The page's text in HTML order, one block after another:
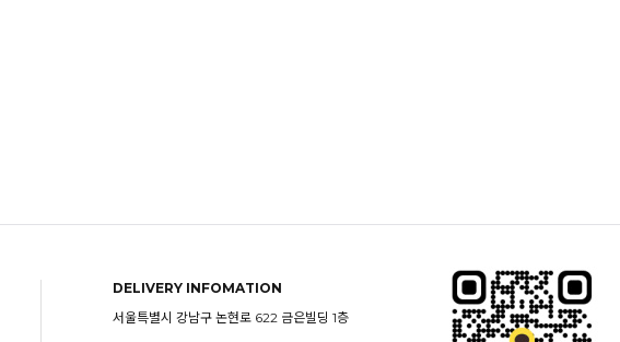
DELIVERY INFOMATION
서울특별시 강남구 논현로 622 금은빌딩 1층